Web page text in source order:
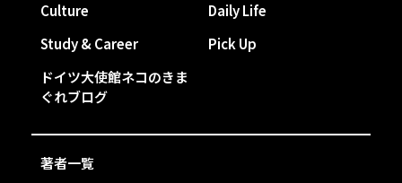
Culture
Daily Life
Study & Career
Pick Up
ドイツ大使館ネコのきま
ぐれブログ
著者一覧